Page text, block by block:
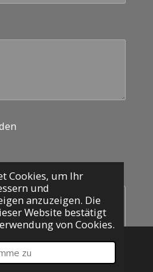
Cookies, um Ihr
und
anzuzeigen. Die
Website bestätigt
von Cookies.
zu
Vor 2 Monate
mit großem
zur Rhön Camp
Viele
Marokko und den
Telefon